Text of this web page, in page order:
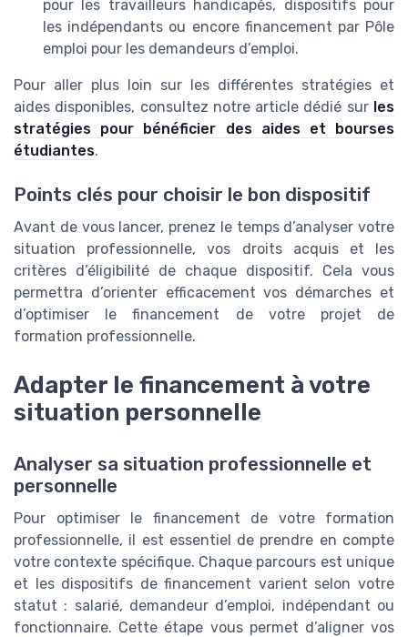
pour les travailleurs handicapés, dispositifs pour
les indépendants ou encore financement par Pôle
emploi pour les demandeurs d’emploi.
Pour aller plus loin sur les différentes stratégies et
aides disponibles, consultez notre article dédié sur les
stratégies pour bénéficier des aides et bourses
étudiantes.
Points clés pour choisir le bon dispositif
Avant de vous lancer, prenez le temps d’analyser votre
situation professionnelle, vos droits acquis et les
critères d’éligibilité de chaque dispositif. Cela vous
permettra d’orienter efficacement vos démarches et
d’optimiser le financement de votre projet de
formation professionnelle.
Adapter le financement à votre
situation personnelle
Analyser sa situation professionnelle et
personnelle
Pour optimiser le financement de votre formation
professionnelle, il est essentiel de prendre en compte
votre contexte spécifique. Chaque parcours est unique
et les dispositifs de financement varient selon votre
statut : salarié, demandeur d’emploi, indépendant ou
fonctionnaire. Cette étape vous permet d’aligner vos